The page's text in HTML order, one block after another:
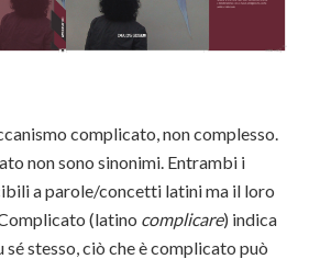
complicato, non complesso.
non sono sinonimi. Entrambi i
a parole/concetti latini ma il loro
(latino complicare) indica
stesso, ciò che è complicato può